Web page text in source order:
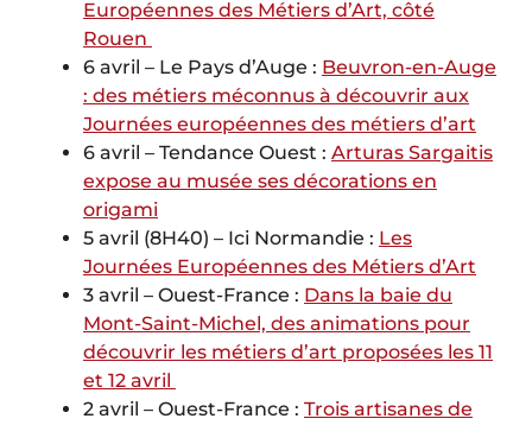
Européennes des Métiers d’Art, côté
Rouen
6 avril – Le Pays d’Auge : Beuvron-en-Auge
: des métiers méconnus à découvrir aux
Journées européennes des métiers d’art
6 avril – Tendance Ouest : Arturas Sargaitis
expose au musée ses décorations en
origami
5 avril (8H40) – Ici Normandie : Les
Journées Européennes des Métiers d’Art
3 avril – Ouest-France : Dans la baie du
Mont-Saint-Michel, des animations pour
découvrir les métiers d’art proposées les 11
et 12 avril
2 avril – Ouest-France : Trois artisanes de